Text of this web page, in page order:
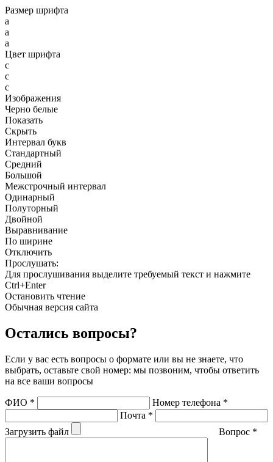
Размер шрифта
a
a
a
Цвет шрифта
c
c
c
Изображения
Черно белые
Показать
Скрыть
Интервал букв
Стандартный
Средний
Большой
Межстрочный интервал
Одинарный
Полуторный
Двойной
Выравнивание
По ширине
Отключить
Прослушать:
Для прослушивания выделите требуемый текст и нажмите
Ctrl+Enter
Остановить чтение
Обычная версия сайта
Остались вопросы?
Если у вас есть вопросы о формате или вы не знаете, что
выбрать, оставьте свой номер: мы позвоним, чтобы ответить
на все ваши вопросы
ФИО * Номер телефона *
Почта *
Загрузить файл
Вопрос *